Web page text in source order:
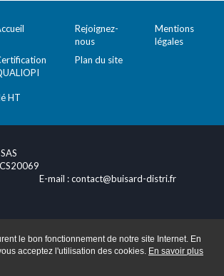
le bon fonctionnement de notre site Internet. En
acceptez l'utilisation des cookies. En savoir plus
Rejoignez-
nous
Mentions
légales
Plan du site
HT
E-mail :contact@buisard-distri.fr